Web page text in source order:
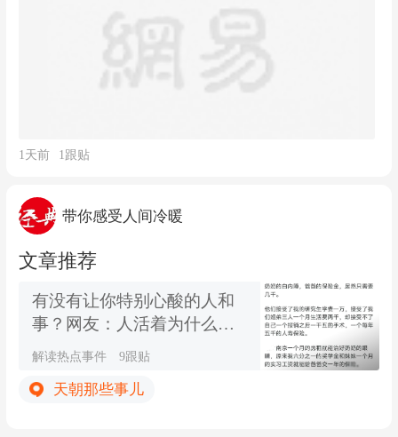
1天前 1跟贴
带你感受人间冷暖
文章推荐
有没有让你特别心酸的人和
事？网友：人活着为什么那
么痛苦
解读热点事件 9跟贴
天朝那些事儿